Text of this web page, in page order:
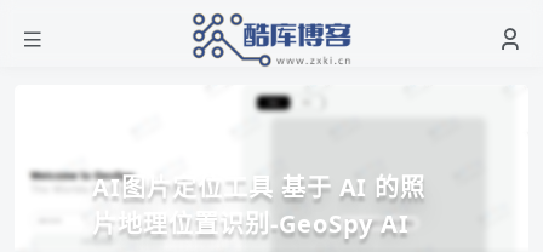
AI图片定位工具 基于 AI 的照
片地理位置识别-GeoSpy AI